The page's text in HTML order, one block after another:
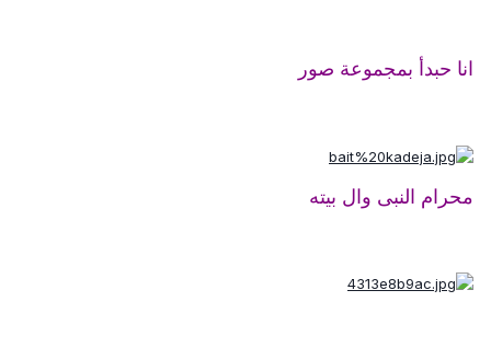
انا حبدأ بمجموعة صور
محرام النبى وال بيته